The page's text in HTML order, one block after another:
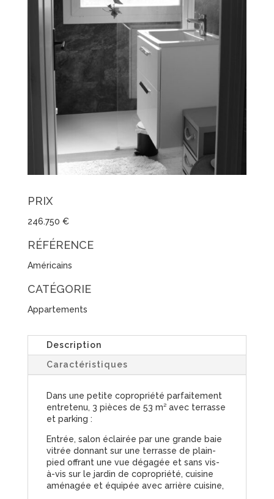
PRIX
246.750 €
RÉFÉRENCE
Américains
CATÉGORIE
Appartements
Description
Caractéristiques
Dans une petite copropriété parfaitement
entretenu, 3 pièces de 53 m² avec terrasse
et parking :
Entrée, salon éclairée par une grande baie
vitrée donnant sur une terrasse de plain-
pied offrant une vue dégagée et sans vis-
à-vis sur le jardin de copropriété, cuisine
aménagée et équipée avec arrière cuisine,